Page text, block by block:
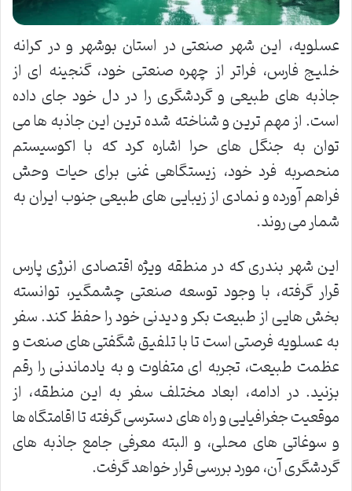
عسلویه، این شهر صنعتی در استان بوشهر و در کرانه
خلیج فارس، فراتر از چهره صنعتی خود، گنجینه ای از
جاذبه های طبیعی و گردشگری را در دل خود جای داده
است. از مهم ترین و شناخته شده ترین این جاذبه ها می
توان به جنگل های حرا اشاره کرد که با اکوسیستم
منحصربه فرد خود، زیستگاهی غنی برای حیات وحش
فراهم آورده و نمادی از زیبایی های طبیعی جنوب ایران به
شمار می روند.
این شهر بندری که در منطقه ویژه اقتصادی انرژی پارس
قرار گرفته، با وجود توسعه صنعتی چشمگیر، توانسته
بخش هایی از طبیعت بکر و دیدنی خود را حفظ کند. سفر
به عسلویه فرصتی است تا با تلفیق شگفتی های صنعت و
عظمت طبیعت، تجربه ای متفاوت و به یادماندنی را رقم
بزنید. در ادامه، ابعاد مختلف سفر به این منطقه، از
موقعیت جغرافیایی و راه های دسترسی گرفته تا اقامتگاه ها
و سوغاتی های محلی، و البته معرفی جامع جاذبه های
گردشگری آن، مورد بررسی قرار خواهد گرفت.